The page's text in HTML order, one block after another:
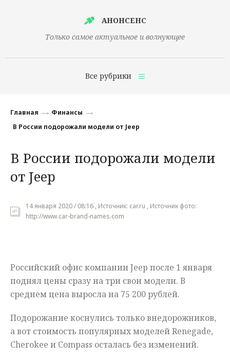
АНОНСЕНС
Только самое актуальное и волнующее
Все рубрики
Финансы
Наука
Культура
Общество
Происшествия
Главная
Финансы
В России подорожали модели от Jeep
В России подорожали модели
от Jeep
14 января 2020 / 08:16 , Источник: car.ru , Источник фото:
http://www.car-brand-names.com
Российский офис компании Jeep после 1 января
поднял цены сразу на три свои модели. В
среднем цена выросла на 75 200 рублей.
Подорожание коснулись только внедорожников,
а вот стоимость популярных моделей Renegade,
Cherokee и Compass осталась без изменений.